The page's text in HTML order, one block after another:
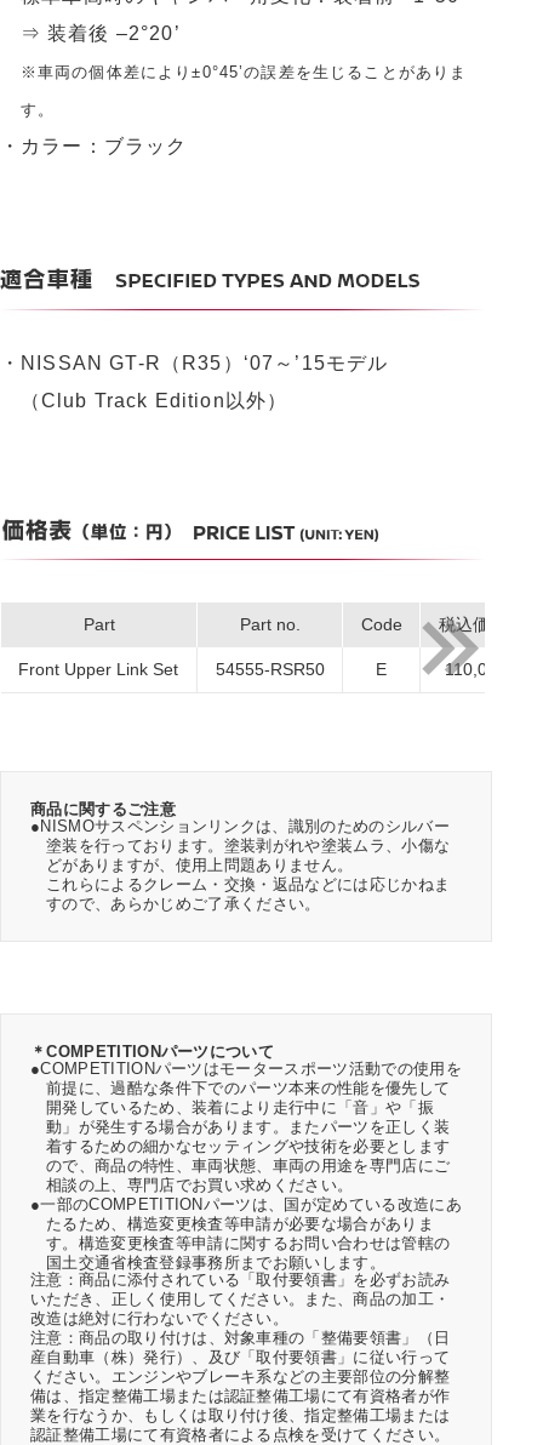
⇒ 装着後 –2°20’
※車両の個体差により±0°45’の誤差を生じることがありま
す。
・カラー：ブラック
・NISSAN GT-R（R35）‘07～’15モデル
（Club Track Edition以外）
Part Part no. Code 税込価格
Front Upper Link Set 54555-RSR50 E 110,000
商品に関するご注意
●NISMOサスペンションリンクは、識別のためのシルバー
塗装を行っております。塗装剥がれや塗装ムラ、小傷な
どがありますが、使用上問題ありません。
これらによるクレーム・交換・返品などには応じかねま
すので、あらかじめご了承ください。
＊COMPETITIONパーツについて
●COMPETITIONパーツはモータースポーツ活動での使用を
前提に、過酷な条件下でのパーツ本来の性能を優先して
開発しているため、装着により走行中に「音」や「振
動」が発生する場合があります。またパーツを正しく装
着するための細かなセッティングや技術を必要とします
ので、商品の特性、車両状態、車両の用途を専門店にご
相談の上、専門店でお買い求めください。
●一部のCOMPETITIONパーツは、国が定めている改造にあ
たるため、構造変更検査等申請が必要な場合がありま
す。構造変更検査等申請に関するお問い合わせは管轄の
国土交通省検査登録事務所までお願いします。
注意：商品に添付されている「取付要領書」を必ずお読み
いただき、正しく使用してください。また、商品の加工・
改造は絶対に行わないでください。
注意：商品の取り付けは、対象車種の「整備要領書」（日
産自動車（株）発行）、及び「取付要領書」に従い行って
ください。エンジンやブレーキ系などの主要部位の分解整
備は、指定整備工場または認証整備工場にて有資格者が作
業を行なうか、もしくは取り付け後、指定整備工場または
認証整備工場にて有資格者による点検を受けてください。